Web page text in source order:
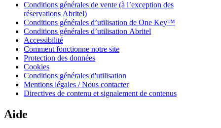
Conditions générales de vente (à l’exception des
réservations Abritel)
Conditions générales d’utilisation de One Key™
Conditions générales d’utilisation Abritel
Accessibilité
Comment fonctionne notre site
Protection des données
Cookies
Conditions générales d'utilisation
Mentions légales / Nous contacter
Directives de contenu et signalement de contenus
Aide